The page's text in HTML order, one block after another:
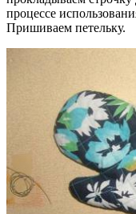
процессе
Пришиваем петельку.